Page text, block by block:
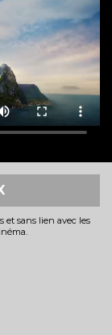
sans lien avec les